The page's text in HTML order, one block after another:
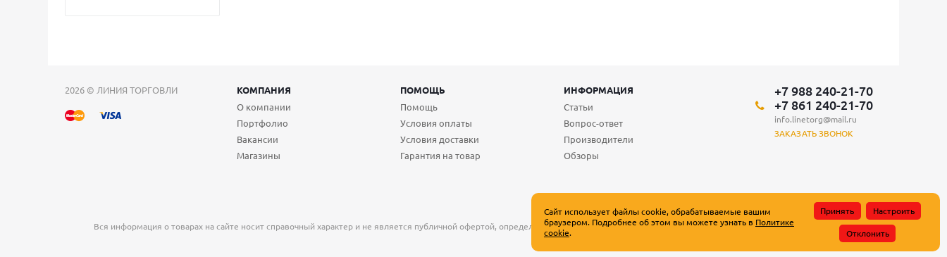
2026 © ЛИНИЯ ТОРГОВЛИ КОМПАНИЯ ПОМОЩЬ
ИНФОРМАЦИЯ
О компании
Портфолио
Вакансии
Магазины
Помощь
Условия оплаты
Условия доставки
Гарантия на товар
Статьи
Вопрос-ответ
Производители
Обзоры
+7 988 240-21-70
+7 861 240-21-70
info.linetorg@mail.ru
ЗАКАЗАТЬ ЗВОНОК
Вся информация о товарах на сайте носит справочный характер и не является публичной офертой, определяемой положениями Статьи 437 Гражданского кодекса Российской Федерации.
Сайт использует файлы cookie, обрабатываемые вашим
браузером. Подробнее об этом вы можете узнать в Политике
cookie.
Принять
Настроить
Отклонить